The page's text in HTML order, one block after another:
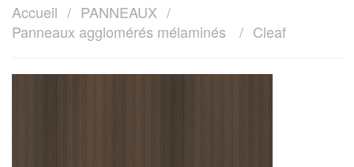
Accueil
PANNEAUX
Panneaux agglomérés mélaminés
Cleaf